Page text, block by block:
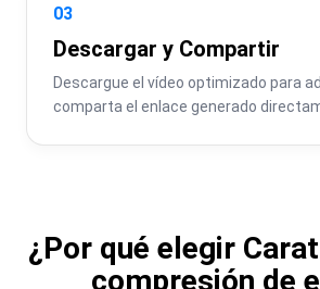
03
Descargar y Compartir
Descargue el vídeo optimizado para
comparta el enlace generado
¿Por qué elegir
compresión de